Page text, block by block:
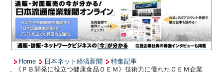
Home 日本ネット経済新聞
特集記事
《ＰＢ開発に役立つ健康食品ＯＥＭ》技術力に優れたＯＥＭ企業